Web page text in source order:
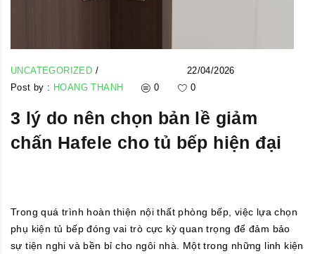
UNCATEGORIZED /
22/04/2026
Post by : HOANG THANH 0 0
3 lý do nên chọn bản lề giảm
chấn Hafele cho tủ bếp hiện đại
Trong quá trình hoàn thiện nội thất phòng bếp, việc lựa chọn
phụ kiện tủ bếp đóng vai trò cực kỳ quan trọng để đảm bảo
sự tiện nghi và bền bỉ cho ngôi nhà. Một trong những linh kiện